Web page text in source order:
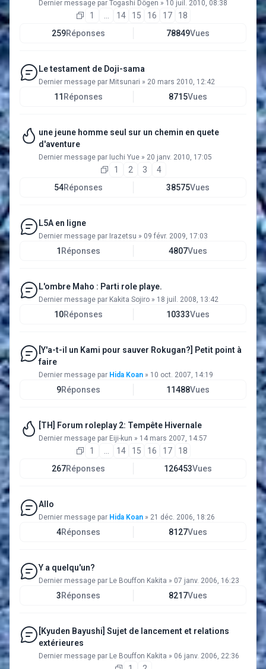
Dernier message par Togashi Dôgen » 10 juil. 2010, 08:38
1 14 15 16 17
18
259Réponses 78849Vues
Le testament de Doji-sama
Dernier message par Mitsunari » 20 mars 2010, 12:42
11 Réponses 8715Vues
une jeune homme seul sur un chemin en quete
d'aventure
Dernier message par Iuchi Yue » 20 janv. 2010, 17:05
1 2 3
4
54Réponses 38575Vues
L5A en ligne
Dernier message par Irazetsu » 09 févr. 2009, 17:03
1 Réponses 4807Vues
L'ombre Maho : Parti role playe.
Dernier message par Kakita Sojiro » 18 juil. 2008, 13:42
10Réponses 10333Vues
[Y'a-t-il un Kami pour sauver Rokugan?] Petit point à
faire
Dernier message par Hida Koan » 10 oct. 2007, 14:19
9Réponses 11488Vues
[TH] Forum roleplay 2: Tempête Hivernale
Dernier message par Eiji-kun » 14 mars 2007, 14:57
1 14 15 16 17
18
267Réponses 126453Vues
Allo
Dernier message par Hida Koan » 21 déc. 2006, 18:26
4Réponses 8127Vues
Y a quelqu'un?
Dernier message par Le Bouffon Kakita » 07 janv. 2006, 16:23
3Réponses 8217Vues
[Kyuden Bayushi] Sujet de lancement et relations
extérieures
Dernier message par Le Bouffon Kakita » 06 janv. 2006, 22:36